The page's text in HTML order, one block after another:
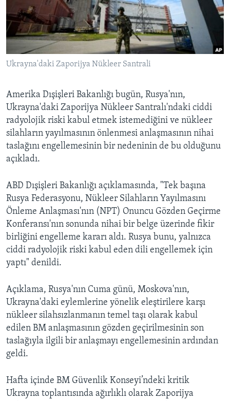
HAYATTAN
SANAT
BIZI TAKIP EDIN
Diller
Ukrayna'daki Zaporijya Nükleer Santrali
Amerika Dışişleri Bakanlığı bugün, Rusya'nın,
Ukrayna'daki Zaporijya Nükleer Santralı'ndaki ciddi
radyolojik riski kabul etmek istemediğini ve nükleer
silahların yayılmasının önlenmesi anlaşmasının nihai
taslağını engellemesinin bir nedeninin de bu olduğunu
açıkladı.
ABD Dışişleri Bakanlığı açıklamasında, "Tek başına
Rusya Federasyonu, Nükleer Silahların Yayılmasını
Önleme Anlaşması'nın (NPT) Onuncu Gözden Geçirme
Konferansı'nın sonunda nihai bir belge üzerinde fikir
birliğini engelleme kararı aldı. Rusya bunu, yalnızca
ciddi radyolojik riski kabul eden dili engellemek için
yaptı" denildi.
Açıklama, Rusya'nın Cuma günü, Moskova'nın,
Ukrayna'daki eylemlerine yönelik eleştirilere karşı
nükleer silahsızlanmanın temel taşı olarak kabul
edilen BM anlaşmasının gözden geçirilmesinin son
taslağıyla ilgili bir anlaşmayı engellemesinin ardından
geldi.
Hafta içinde BM Güvenlik Konseyi’ndeki kritik
Ukrayna toplantısında ağırlıklı olarak Zaporijya